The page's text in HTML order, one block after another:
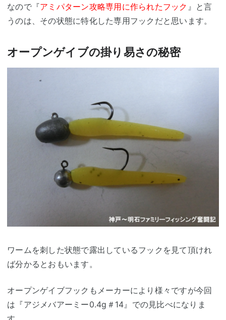
なので『アミパターン攻略専用に作られたフック 』と言
うのは、その状態に特化した専用フックだと思います。
オープンゲイブの掛り易さの秘密
ワームを刺した状態で露出しているフックを見て頂けれ
ば分かるとおもいます。
オープンゲイブフックもメーカーにより様々ですが今回
は『アジメバアーミー0.4g＃14』での見比べになりま